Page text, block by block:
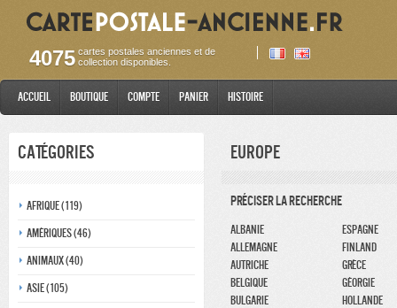
4075 cartes postales anciennes et de
collection disponibles.
Accueil Boutique Compte Panier Histoire
Catégories
Afrique (119)
Amériques (46)
Animaux (40)
Asie (105)
Europe
Préciser la recherche
Albanie
Allemagne
Autriche
Belgique
Bulgarie
Espagne
Finland
Grèce
Géorgie
Hollande